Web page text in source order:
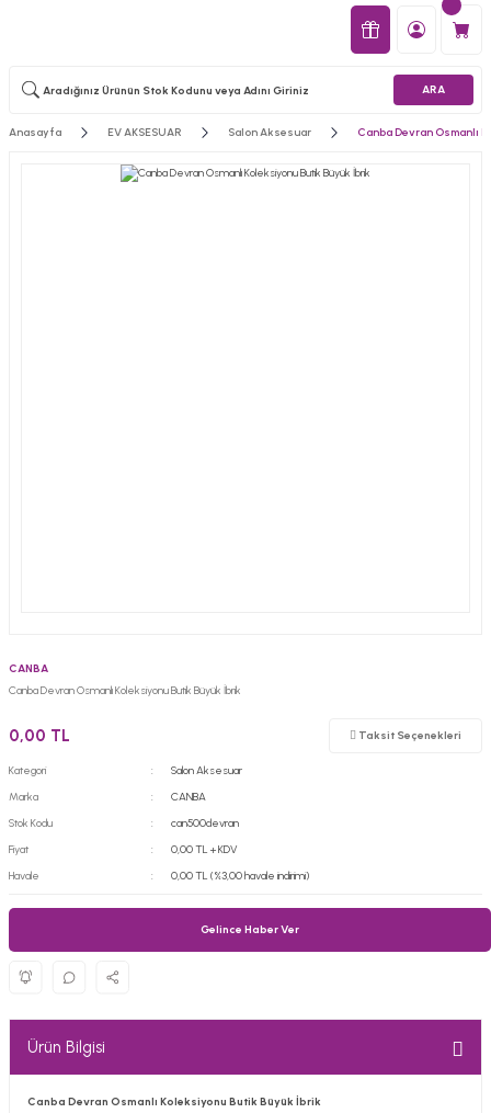
ARA
Anasayfa EV AKSESUAR Salon Aksesuar Canba Devran Osmanlı
CANBA
Canba Devran Osmanlı Koleksiyonu Butik Büyük İbrik
0,00 TL Taksit Seçenekleri
Kategori
Salon Aksesuar
Marka
CANBA
Stok Kodu
can500devran
Fiyat
0,00 TL + KDV
Havale
0,00 TL (%3,00 havale indirimi)
Gelince Haber Ver
Ürün Bilgisi
Canba Devran Osmanlı Koleksiyonu Butik Büyük İbrik